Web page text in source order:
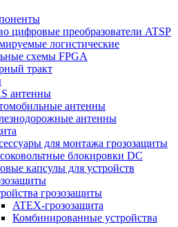
цифровые преобразователи ATSP
логистические
схемы FPGA
тракт
антенны
антенны
антенны
для монтажа грозозащиты
блокировки DC
капсулы для устройств
грозозащиты
ATEX-грозозащита
Комбинированные устройства